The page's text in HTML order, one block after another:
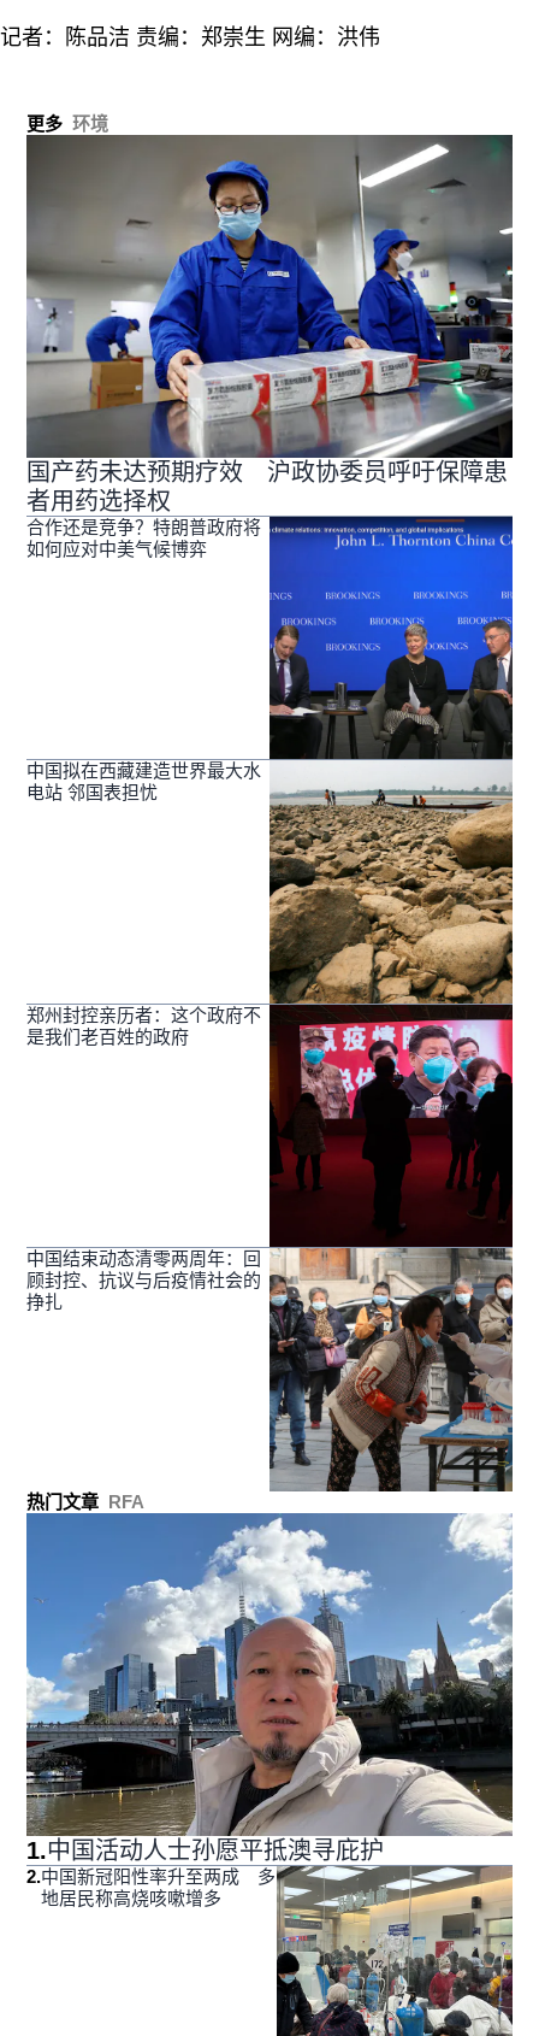
记者：陈品洁 责编：郑崇生 网编：洪伟
更多 环境
国产药未达预期疗效 沪政协委员呼吁保障患
者用药选择权
合作还是竞争？特朗普政府将
如何应对中美气候博弈
中国拟在西藏建造世界最大水
电站 邻国表担忧
郑州封控亲历者：这个政府不
是我们老百姓的政府
中国结束动态清零两周年：回
顾封控、抗议与后疫情社会的
挣扎
热门文章 RFA
1.中国活动人士孙愿平抵澳寻庇护
2.中国新冠阳性率升至两成 多
地居民称高烧咳嗽增多